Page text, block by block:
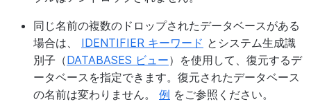
同じ名前の複数のドロップされたデータベースがある
場合は、 IDENTIFIER キーワード とシステム生成識
別子（DATABASES ビュー）を使用して、復元するデ
ータベースを指定できます。復元されたデータベース
の名前は変わりません。 例 をご参照ください。